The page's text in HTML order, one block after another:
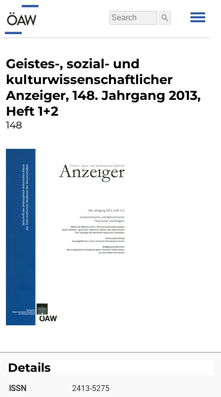
Geistes-, sozial- und
kulturwissenschaftlicher
Anzeiger, 148. Jahrgang 2013,
Heft 1+2
148
Details
ISSN
2413-5275